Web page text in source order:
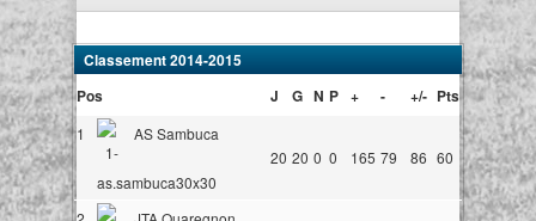
Classement 2014-2015
Pos
J G N P + - +/- Pts
1
AS Sambuca
20 20 0 0 165 79 86 60